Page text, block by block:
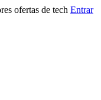
ofertas de tech Entrar